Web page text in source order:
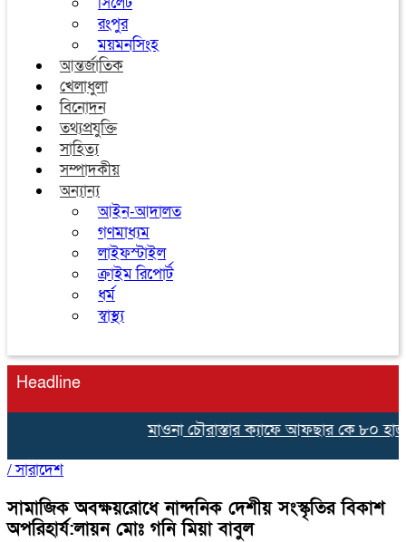
রংপুর
ময়মনসিংহ
আন্তর্জাতিক
খেলাধুলা
বিনোদন
তথ্যপ্রযুক্তি
সাহিত্য
সম্পাদকীয়
অন্যান্য
আইন-আদালত
গণমাধ্যম
লাইফস্টাইল
ক্রাইম রিপোর্ট
ধর্ম
স্বাস্থ্য
Headline
মাওনা চৌরাস্তার ক্যাফে আফছার কে ৮০ হাজার
/সারাদেশ
সামাজিক অবক্ষয়রোধে নান্দনিক দেশীয় সংস্কৃতির বিকাশ
অপরিহার্য:লায়ন মোঃ গনি মিয়া বাবুল